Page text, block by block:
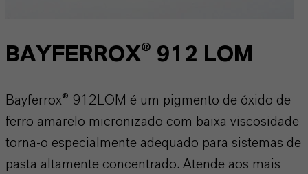
BAYFERROX® 912 LOM
Bayferrox® 912LOM é um pigmento de óxido de
ferro amarelo micronizado com baixa viscosidade
torna-o especialmente adequado para sistemas de
pasta altamente concentrado. Atende aos mais